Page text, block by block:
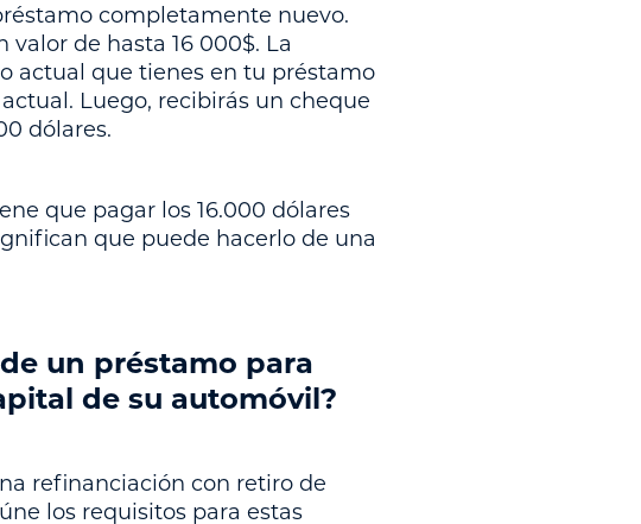
completamente nuevo.
de hasta 16 000$. La
actual que tienes en tu préstamo
Luego, recibirás un cheque
dólares.
que pagar los 16.000 dólares
que puede hacerlo de una
un préstamo para
de su automóvil?
refinanciación con retiro de
los requisitos para estas